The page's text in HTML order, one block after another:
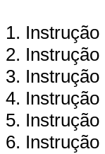
1.
2.
3.
4. Instrução
5.
6.